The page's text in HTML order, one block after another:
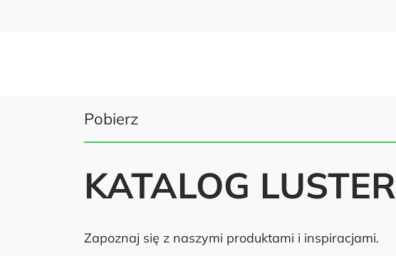
Pobierz
KATALOG LUSTER
Zapoznaj się z naszymi produktami i inspiracjami.